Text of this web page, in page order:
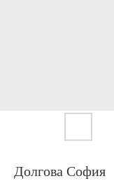
Долгова София